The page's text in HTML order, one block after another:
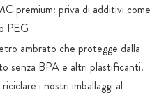
premium: priva di additivi come
PEG
ambrato che protegge dalla
senza BPA e altri plastificanti.
i nostri imballaggi al